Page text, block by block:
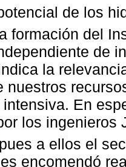
de los
formación del
de
la
nuestros
En
los ingenieros
pues a ellos el
encomendó